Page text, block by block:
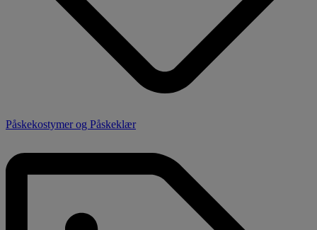
Påskekostymer og Påskeklær